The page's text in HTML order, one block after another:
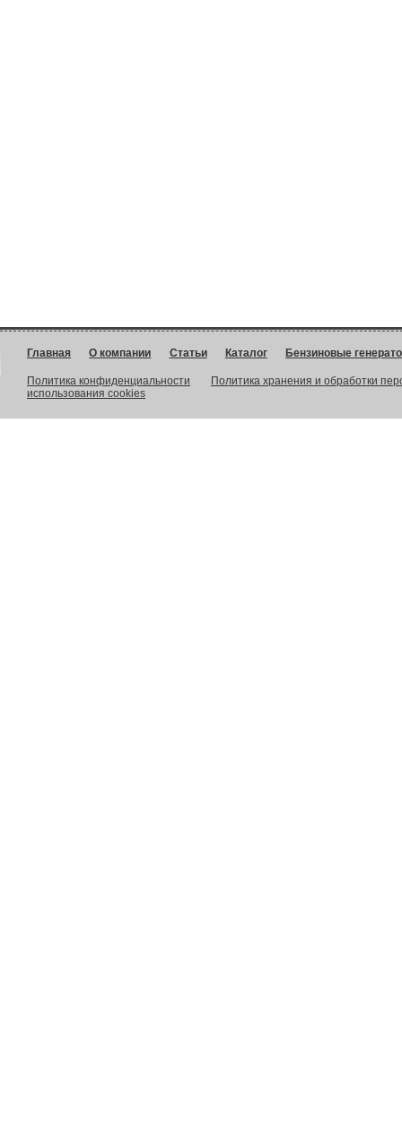
Главная О компании Статьи Каталог Бензиновые
Политика конфиденциальности
Политика хранения и обработки
использования cookies